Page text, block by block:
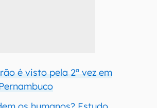
é visto pela 2ª vez em